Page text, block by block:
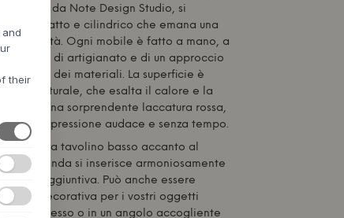
da Note Design Studio, si
compatto e cilindrico che emana una
e solidità. Ogni mobile è fatto a mano, a
livello di artigianato e di un approccio
scelta dei materiali. La superficie è
oliato naturale, che esalta il calore e la
in una sorprendente laccatura rossa,
un'espressione audace e senza tempo.
da tavolino basso accanto al
rotonda si inserisce armoniosamente
aggiuntiva. Può anche essere
decorativa per i vostri oggetti
nell'ingresso o in un angolo accogliente
their